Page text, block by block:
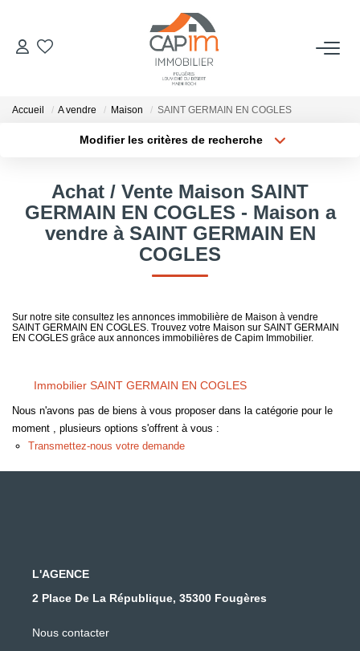
VENTES
Qui Sommes Nous
Notre Équipe
Accueil A vendre Maison SAINT GERMAIN EN COGLES
Modifier les critères de recherche
Surface min Budget max
Plus de critères Créer une alerte
Achat / Vente Maison SAINT
GERMAIN EN COGLES - Maison a
vendre à SAINT GERMAIN EN
COGLES
Sur notre site consultez les annonces immobilière de Maison à vendre
SAINT GERMAIN EN COGLES. Trouvez votre Maison sur SAINT GERMAIN
EN COGLES grâce aux annonces immobilières de Capim Immobilier.
Immobilier SAINT GERMAIN EN COGLES
Nous n'avons pas de biens à vous proposer dans la catégorie pour le
moment , plusieurs options s'offrent à vous :
Transmettez-nous votre demande
L'AGENCE
2 Place De La République, 35300 Fougères
Nous contacter